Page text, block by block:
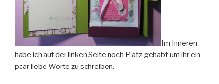
Im Inneren
habe ich auf der linken Seite noch Platz gehabt um ihr ein
paar liebe Worte zu schreiben.